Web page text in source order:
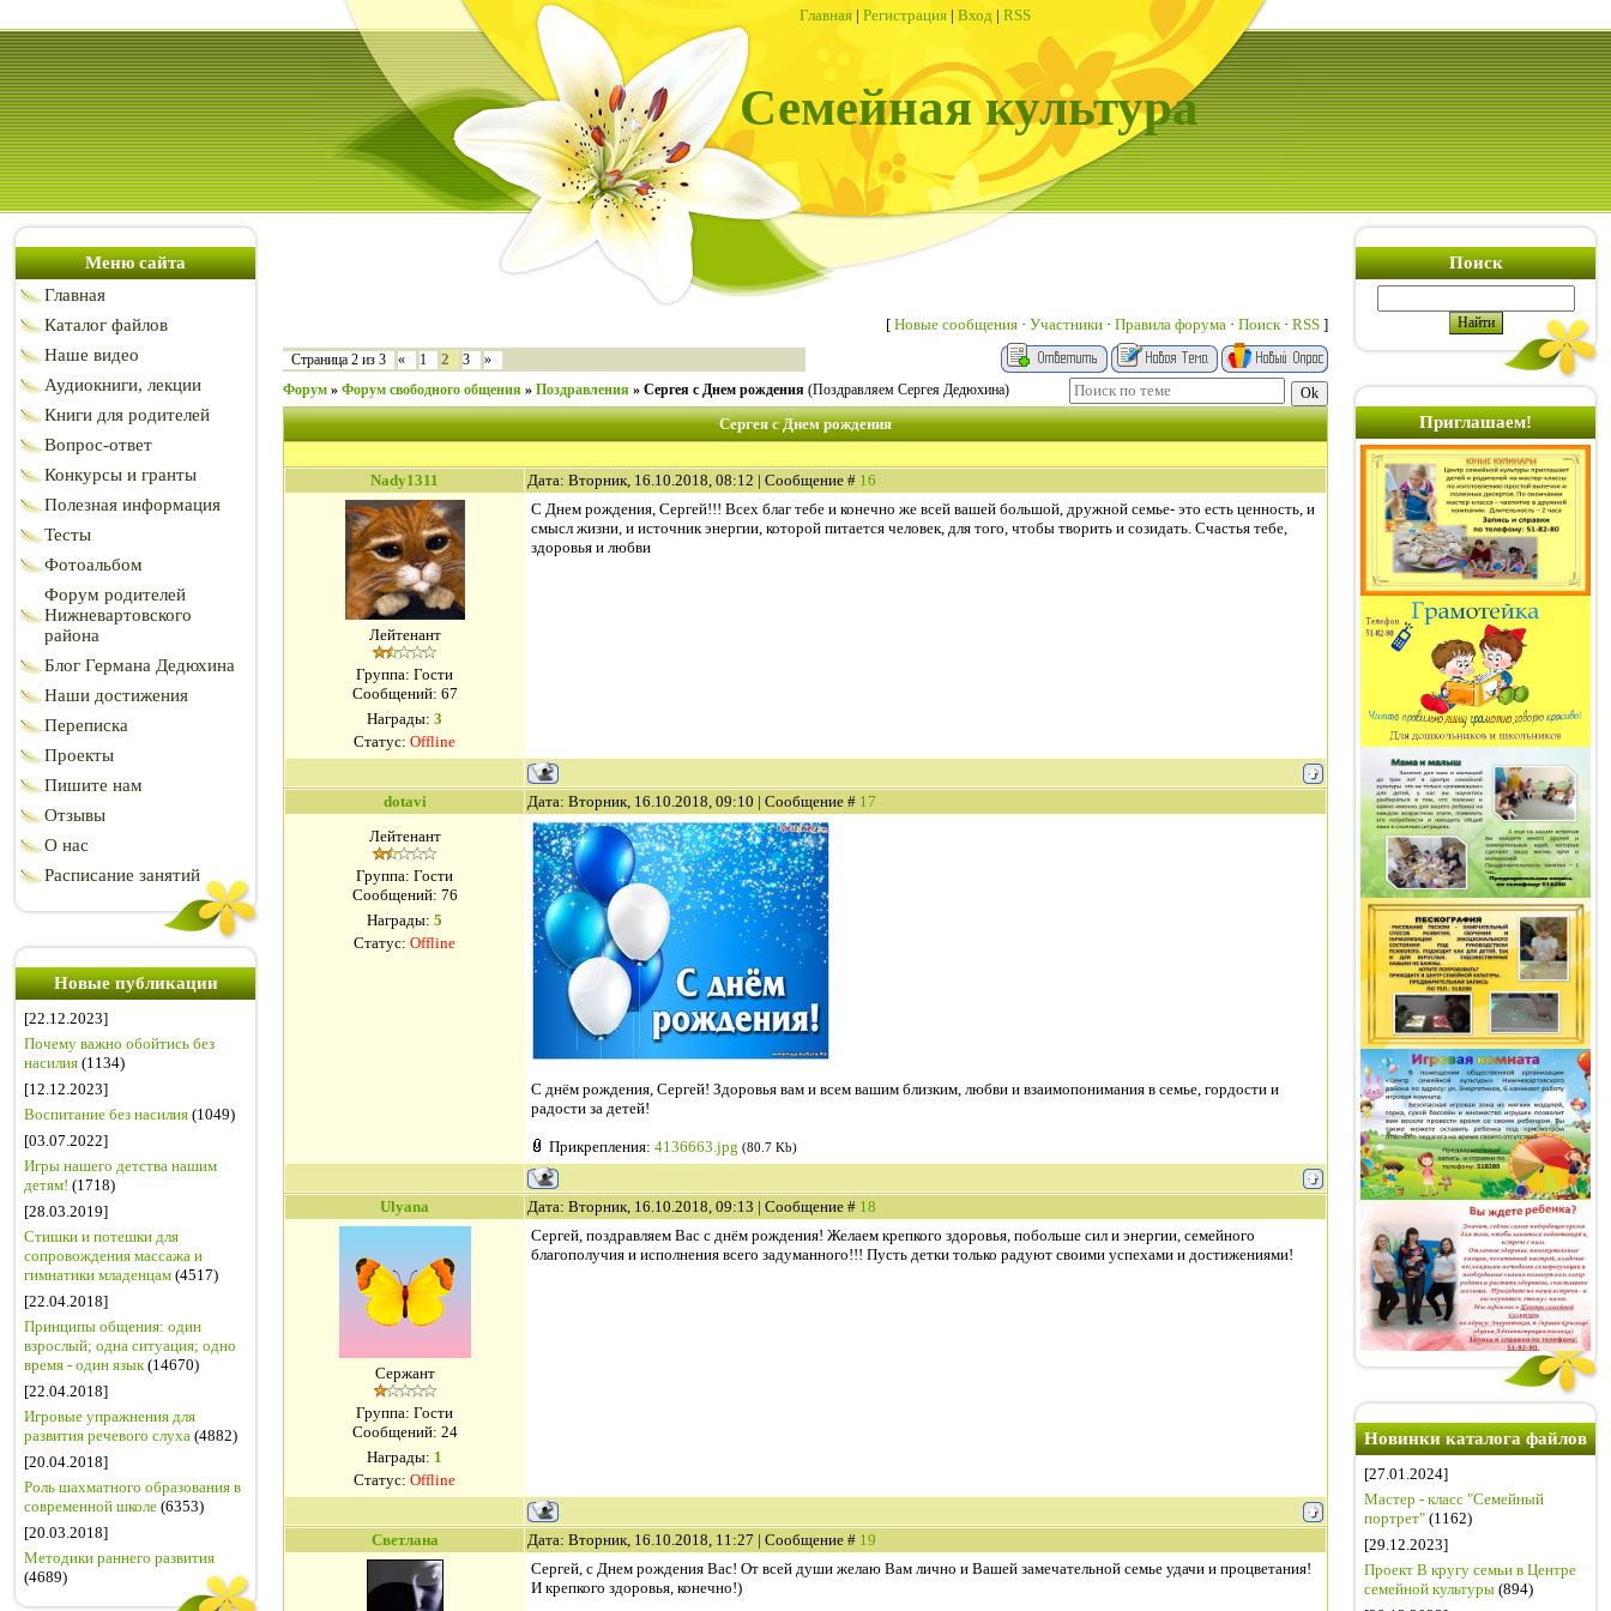
Главная | Регистрация | Вход | RSS
Семейная культура
Меню сайта
Главная
Каталог файлов
Наше видео
Аудиокниги, лекции
Книги для родителей
Вопрос-ответ
Конкурсы и гранты
Полезная информация
Тесты
Фотоальбом
Форум родителей
Нижневартовского
района
Блог Германа Дедюхина
Наши достижения
Переписка
Проекты
Пишите нам
Отзывы
О нас
Расписание занятий
Новые публикации
[22.12.2023]
Почему важно обойтись без
насилия (1134)
[12.12.2023]
Воспитание без насилия (1049)
[03.07.2022]
Игры нашего детства нашим
детям! (1718)
[28.03.2019]
Стишки и потешки для
сопровождения массажа и
гимнатики младенцам (4517)
[22.04.2018]
Принципы общения: один
взрослый; одна ситуация; одно
время - один язык(14670)
[22.04.2018]
Игровые упражнения для
развития речевого слуха (4882)
[20.04.2018]
Роль шахматного образования в
современной школе (6353)
[20.03.2018]
Методики раннего развития
(4689)
[ Новые сообщения · Участники · Правила форума · Поиск· RSS ]
Страница 2 из 3 « 1 2 3
»
Форум » Форум свободного общения » Поздравления » Сергея с Днем рождения (Поздравляем Сергея Дедюхина)
Сергея с Днем рождения
Nady1311 Дата: Вторник, 16.10.2018, 08:12 | Сообщение # 16
Лейтенант
Группа: Гости
Сообщений: 67
Награды: 3
Статус: Offline
С Днем рождения, Сергей!!! Всех благ тебе и конечно же всей вашей большой, дружной семье- это есть ценность, и
смысл жизни, и источник энергии, которой питается человек, для того, чтобы творить и созидать. Счастья тебе,
здоровья и любви
dotavi Дата: Вторник, 16.10.2018, 09:10 | Сообщение # 17
Лейтенант
Группа: Гости
Сообщений: 76
Награды: 5
Статус: Offline
С днём рождения, Сергей! Здоровья вам и всем вашим близким, любви и взаимопонимания в семье, гордости и
радости за детей!
Прикрепления: 4136663.jpg (80.7 Kb)
Ulyana Дата: Вторник, 16.10.2018, 09:13 | Сообщение # 18
Сержант
Группа: Гости
Сообщений: 24
Награды: 1
Статус: Offline
Сергей, поздравляем Вас с днём рождения! Желаем крепкого здоровья, побольше сил и энергии, семейного
благополучия и исполнения всего задуманного!!! Пусть детки только радуют своими успехами и достижениями!
Светлана Дата: Вторник, 16.10.2018, 11:27 | Сообщение # 19
Сергей, с Днем рождения Вас! От всей души желаю Вам лично и Вашей замечательной семье удачи и процветания!
И крепкого здоровья, конечно!)
Поиск
Приглашаем!
Новинки каталога файлов
[27.01.2024]
Мастер - класс "Семейный
портрет" (1162)
[29.12.2023]
Проект В кругу семьи в Центре
семейной культуры (894)